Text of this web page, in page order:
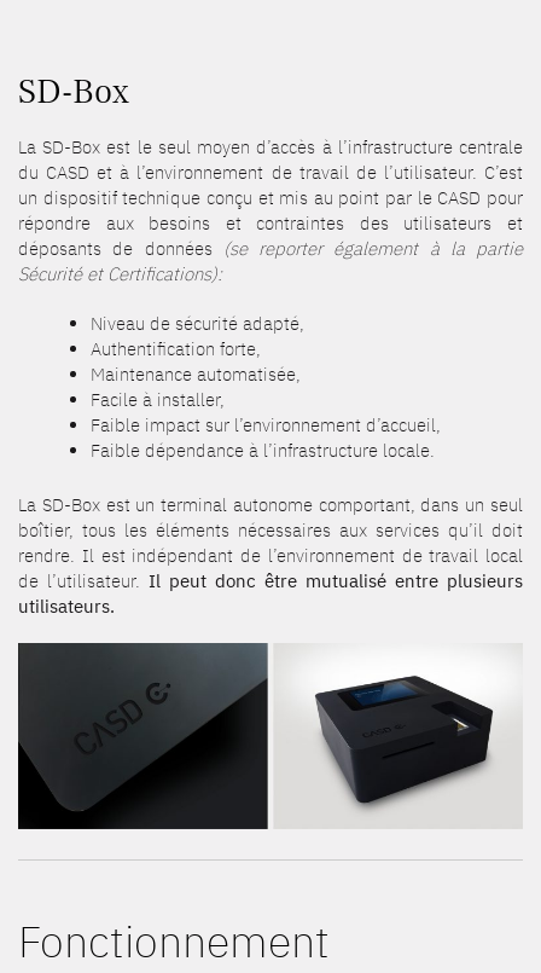
SD-Box
La SD-Box est le seul moyen d’accès à l’infrastructure centrale
du CASD et à l’environnement de travail de l’utilisateur. C’est
un dispositif technique conçu et mis au point par le CASD pour
répondre aux besoins et contraintes des utilisateurs et
déposants de données (se reporter également à la partie
Sécurité et Certifications):
Niveau de sécurité adapté,
Authentification forte,
Maintenance automatisée,
Facile à installer,
Faible impact sur l’environnement d’accueil,
Faible dépendance à l’infrastructure locale.
La SD-Box est un terminal autonome comportant, dans un seul
boîtier, tous les éléments nécessaires aux services qu’il doit
rendre. Il est indépendant de l’environnement de travail local
de l’utilisateur. Il peut donc être mutualisé entre plusieurs
utilisateurs.
Fonctionnement